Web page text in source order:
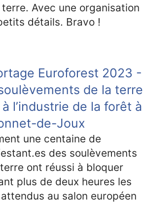
Avec une organisation
détails. Bravo !
Euroforest 2023 -
de la terre
l’industrie de la forêt à
de-Joux
une centaine de
des soulèvements
ont réussi à bloquer
plus de deux heures les
au salon européen